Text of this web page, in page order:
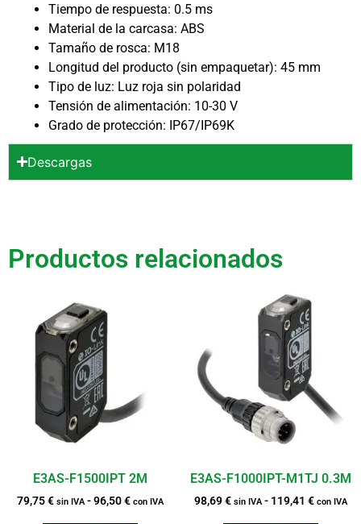
Tiempo de respuesta: 0.5 ms
Material de la carcasa: ABS
Tamaño de rosca: M18
Longitud del producto (sin empaquetar): 45 mm
Tipo de luz: Luz roja sin polaridad
Tensión de alimentación: 10-30 V
Grado de protección: IP67/IP69K
Descargas
Productos relacionados
E3AS-F1500IPT 2M
79,75€ sin IVA -96,50€ con IVA
E3AS-F1000IPT-M1TJ 0.3M
98,69€ sin IVA - 119,41 € con IVA